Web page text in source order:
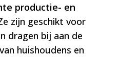
productie- en
zijn geschikt voor
dragen bij aan de
huishoudens en